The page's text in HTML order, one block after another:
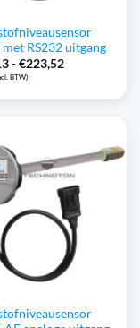
met RS232 uitgang
-€223,52Prijsklasse:
€223,52
BTW)